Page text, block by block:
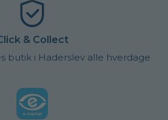
& Collect
butik i Haderslev alle hverdage